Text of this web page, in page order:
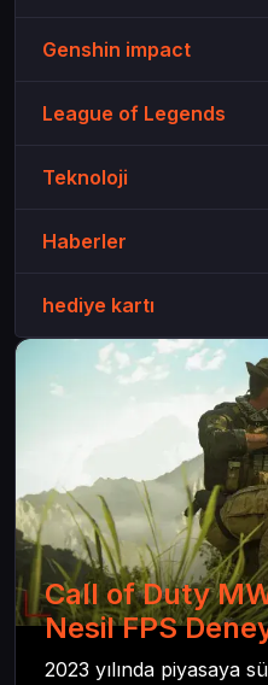
Genshin impact
League of Legends
Teknoloji
Haberler
hediye kartı
Call of Duty
Nesil FPS
2023 yılında piyasaya